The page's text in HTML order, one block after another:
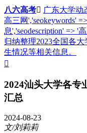
八六高考 广东大学动
高三网','seokeywords'
息','seodescription' => '
归纳整理2023全国各
生情况等相关信息。

2024汕头大学各专
汇总
2024-08-23
文/刘莉莉